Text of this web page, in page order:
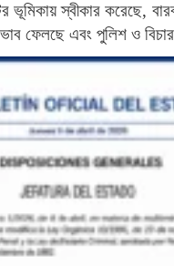
স্বীকার করেছে,
ফেলছে এবং পুলিশ ও